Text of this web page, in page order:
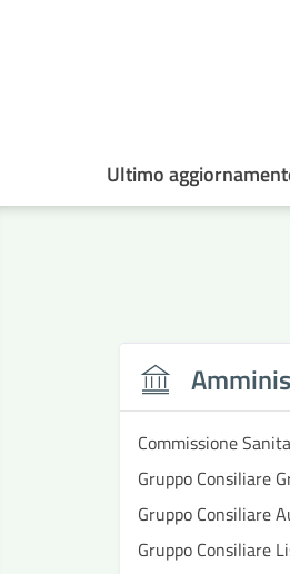
Ultimo
Commissione
Gruppo Consiliare
Gruppo Consiliare
Gruppo Consiliare